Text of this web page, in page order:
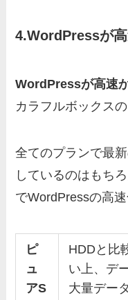
4.WordPressが
WordPressが高速
カラフルボックス
全てのプランで最
しているのはもち
でWordPressの高
ピ
ュ
アS
HDDと比
い上、デ
大量デー